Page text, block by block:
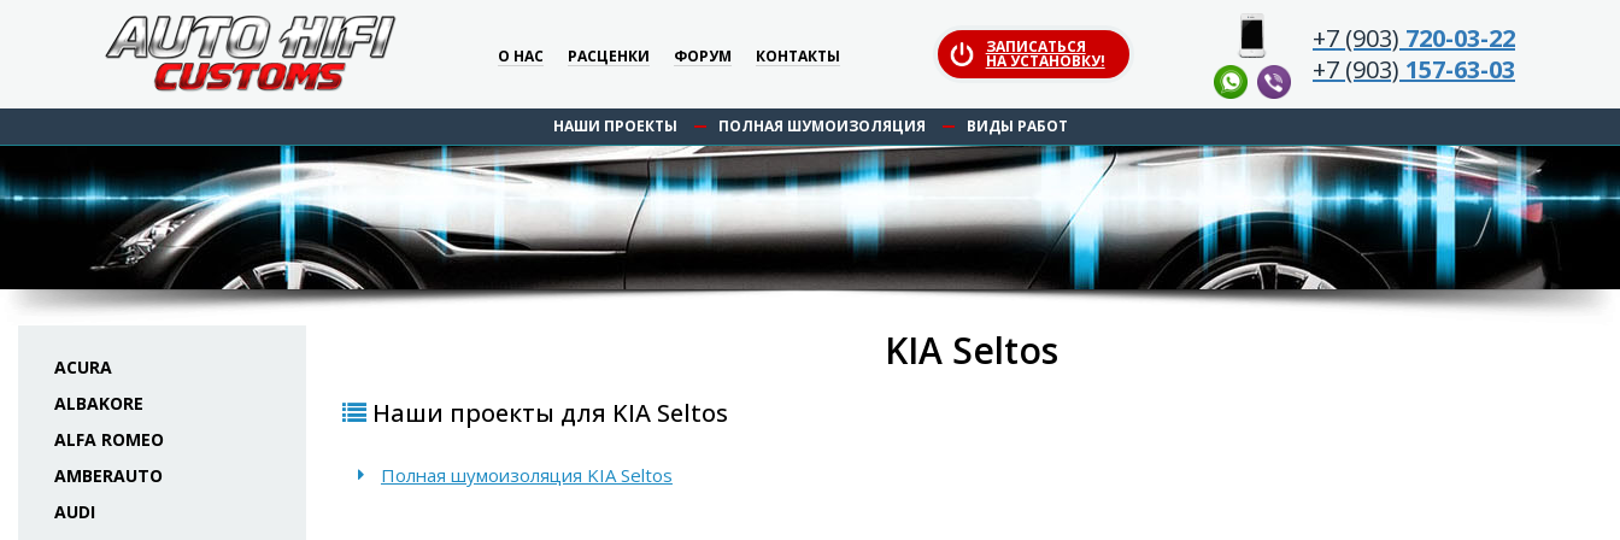
О НАС РАСЦЕНКИ ФОРУМ КОНТАКТЫ ЗАПИСАТЬСЯ
НА УСТАНОВКУ!
+7 (903) 720-03-22
+7 (903) 157-63-03
НАШИ ПРОЕКТЫ ПОЛНАЯ ШУМОИЗОЛЯЦИЯ ВИДЫ РАБОТ
ACURA
ALBAKORE
ALFA ROMEO
AMBERAUTO
AUDI
KIA Seltos
Наши проекты для KIA Seltos
Полная шумоизоляция KIA Seltos